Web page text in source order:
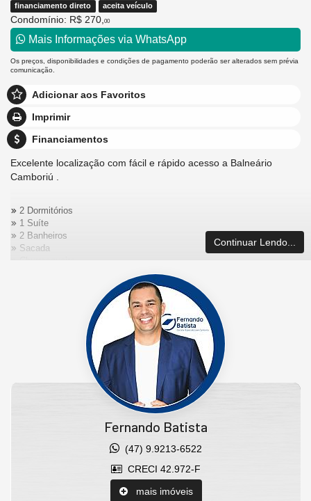
financiamento direto aceita veículo
Condomínio: R$ 270, 00
Mais Informações via WhatsApp
Os preços, disponibilidades e condições de pagamento poderão ser alterados sem prévia
comunicação.
Adicionar aos Favoritos
Imprimir
Financiamentos
Excelente localização com fácil e rápido acesso a Balneário
Camboriú .
2 Dormitórios
1 Suíte
2 Banheiros
Sacada
Churrasqueira
Rebaixamento em Gesso
Ponto de Água Quente
Ponto de Ar Split
Hall de Entrada Decorado
Piscina Adulto e Infantil
Cinema
Salão de Festas com Churrasqueira
Quadra de Futebol Infantil
Quiosques com Churrasqueira
Características do Imóvel
Continuar Lendo...
Fernando Batista
(47) 9.9213-6522
CRECI 42.972-F
mais imóveis